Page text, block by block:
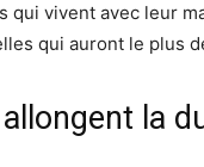
qui vivent avec leur
qui auront le plus
la